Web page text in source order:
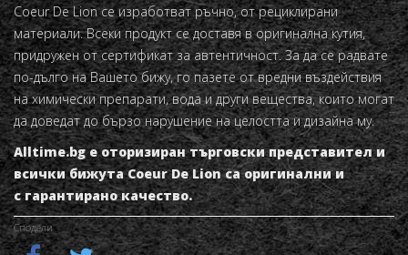
Coeur De Lion се изработват ръчно, от рециклирани
материали. Всеки продукт се доставя в оригинална кутия,
придружен от сертификат за автентичност. За да се радвате
по-дълго на Вашето бижу, го пазете от вредни въздействия
на химически препарати, вода и други вещества, които могат
да доведат до бързо нарушение на целостта и дизайна му.
Alltime.bg е оторизиран търговски представител и
всички бижута Coeur De Lion са оригинални и
с гарантирано качество.
Сподели